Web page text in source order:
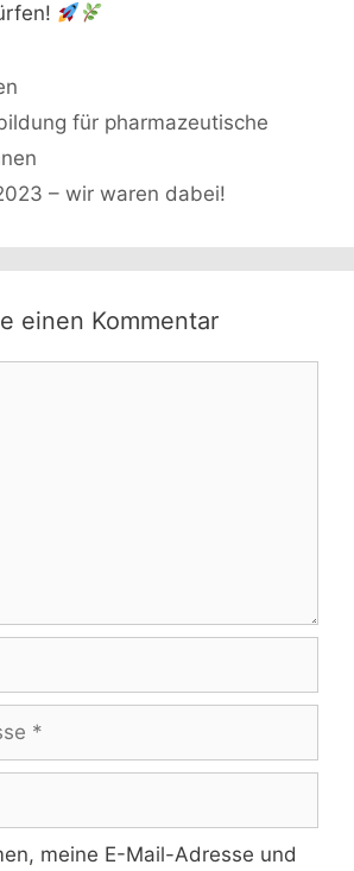
für pharmazeutische
– wir waren dabei!
einen Kommentar
meine E-Mail-Adresse und